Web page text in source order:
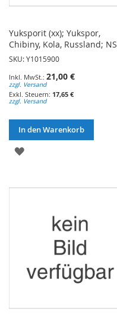
Yuksporit (xx); Yukspor,
Chibiny, Kola, Russland; NS
SKU: Y1015900
21,00 €
zzgl. Versand
17,65 €
zzgl. Versand
In den Warenkorb
ZUR
HINZUFÜGEN